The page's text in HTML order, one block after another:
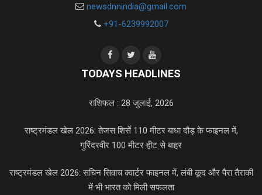
newsdnnindia@gmail.com
+91-6239992007
TODAYS HEADLINES
राशिफल : 28 जुलाई, 2026
राष्ट्रमंडल खेल 2026: तेजस शिर्से 110 मीटर बाधा दौड़ के फाइनल में,
गुरिंदरवीर 100 मीटर हीट से बाहर
राष्ट्रमंडल खेल 2026: सचिन सिवाच क्वार्टर फाइनल में, लंबी कूद और पैरा तैराकी
में भी भारत को मिली सफलता